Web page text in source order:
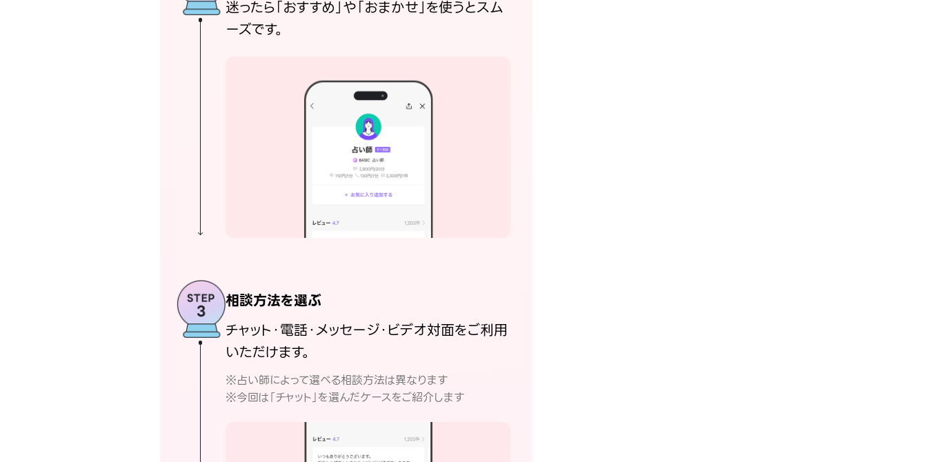
迷ったら「おすすめ」や「おまかせ」を使うとスム
ーズです。
相談方法を選ぶ
チャット・電話・メッセージ・ビデオ対面をご利用
いただけます。
※占い師によって選べる相談方法は異なります
※今回は「チャット」を選んだケースをご紹介します